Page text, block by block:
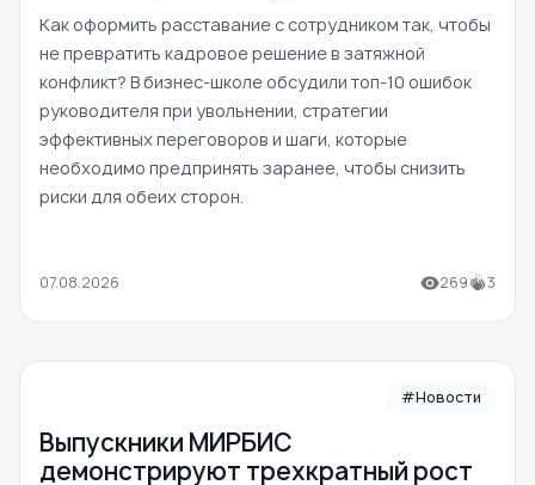
Как оформить расставание с сотрудником так, чтобы
не превратить кадровое решение в затяжной
конфликт? В бизнес-школе обсудили топ-10 ошибок
руководителя при увольнении, стратегии
эффективных переговоров и шаги, которые
необходимо предпринять заранее, чтобы снизить
риски для обеих сторон.
07.08.2026 269 3
#Новости
Выпускники МИРБИС
демонстрируют трехкратный рост